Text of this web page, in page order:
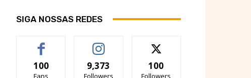
SIGA NOSSAS REDES
100
Fans
9,373
Followers
100
Followers